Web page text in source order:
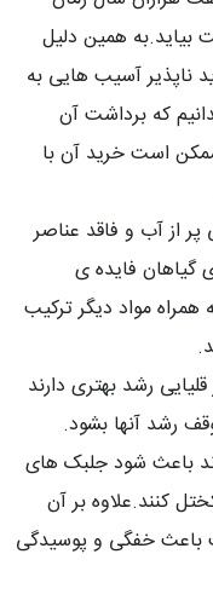
همین دلیل
ناپذیر آسیب هایی به
که برداشت آن
است خرید آن با
از آب و فاقد عناصر
گیاهان فایده ی
همراه مواد دیگر ترکیب
رشد بهتری دارند
رشد آنها بشود.
باعث شود جلبک های
کنند.علاوه بر آن
باعث خفگی و پوسیدگی